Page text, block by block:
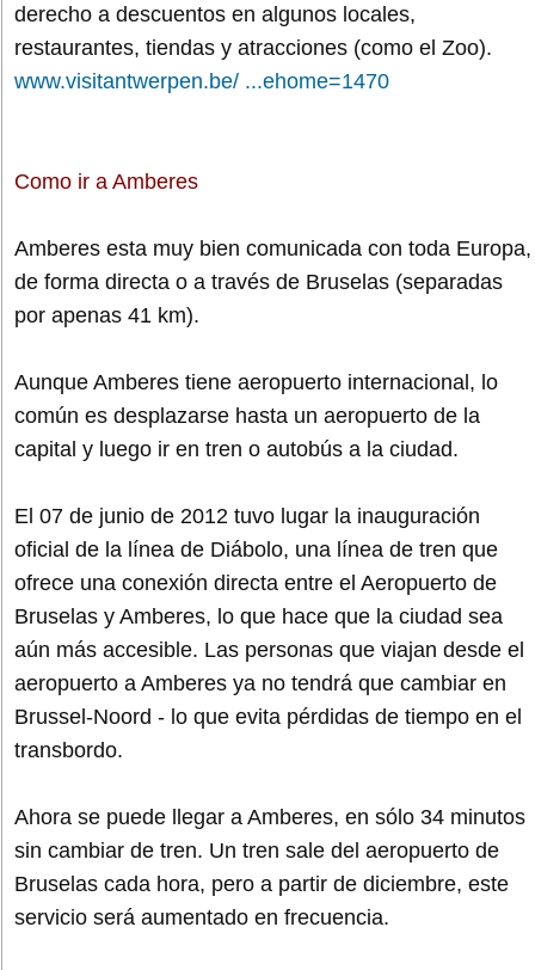
derecho a descuentos en algunos locales,
restaurantes, tiendas y atracciones (como el Zoo).
www.visitantwerpen.be/ ...ehome=1470
Como ir a Amberes
Amberes esta muy bien comunicada con toda Europa,
de forma directa o a través de Bruselas (separadas
por apenas 41 km).
Aunque Amberes tiene aeropuerto internacional, lo
común es desplazarse hasta un aeropuerto de la
capital y luego ir en tren o autobús a la ciudad.
El 07 de junio de 2012 tuvo lugar la inauguración
oficial de la línea de Diábolo, una línea de tren que
ofrece una conexión directa entre el Aeropuerto de
Bruselas y Amberes, lo que hace que la ciudad sea
aún más accesible. Las personas que viajan desde el
aeropuerto a Amberes ya no tendrá que cambiar en
Brussel-Noord - lo que evita pérdidas de tiempo en el
transbordo.
Ahora se puede llegar a Amberes, en sólo 34 minutos
sin cambiar de tren. Un tren sale del aeropuerto de
Bruselas cada hora, pero a partir de diciembre, este
servicio será aumentado en frecuencia.